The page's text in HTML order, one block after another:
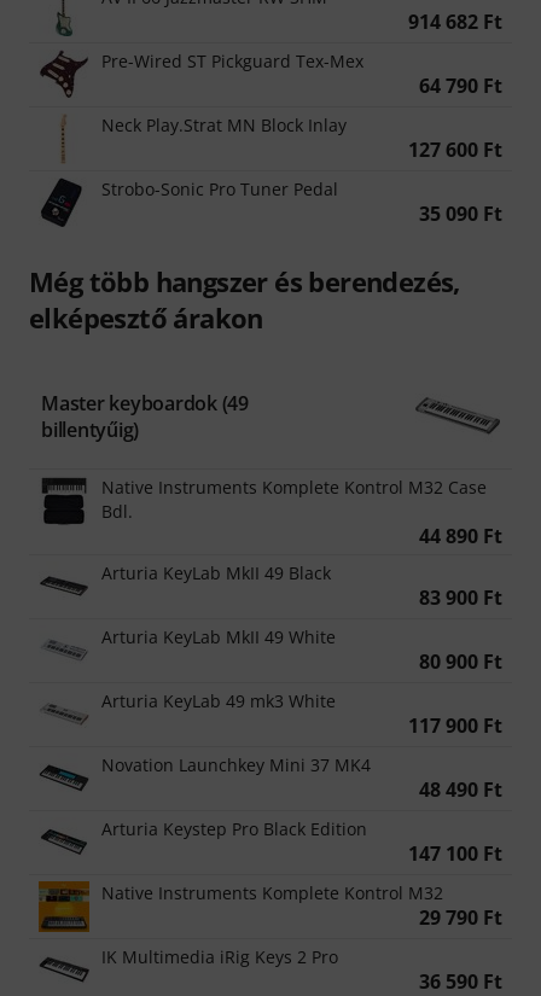
914 682 Ft
Pre-Wired ST Pickguard Tex-Mex
64 790 Ft
Neck Play.Strat MN Block Inlay
127 600 Ft
Strobo-Sonic Pro Tuner Pedal
35 090 Ft
Még több hangszer és berendezés,
elképesztő árakon
Master keyboardok (49
billentyűig)
Native Instruments Komplete Kontrol M32 Case
Bdl.
44 890 Ft
Arturia KeyLab MkII 49 Black
83 900 Ft
Arturia KeyLab MkII 49 White
80 900 Ft
Arturia KeyLab 49 mk3 White
117 900 Ft
Novation Launchkey Mini 37 MK4
48 490 Ft
Arturia Keystep Pro Black Edition
147 100 Ft
Native Instruments Komplete Kontrol M32
29 790 Ft
IK Multimedia iRig Keys 2 Pro
36 590 Ft